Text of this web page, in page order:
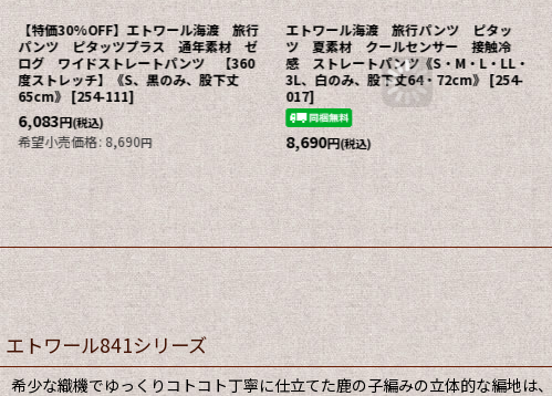
【特価30%OFF】エトワール海渡 旅行
パンツ ピタッツプラス 通年素材 ゼ
ログ ワイドストレートパンツ 【360
度ストレッチ】《S、黒のみ、股下丈
65cm》 [254-111]
6,083円(税込)
希望小売価格: 8,690円
エトワール海渡 旅行パンツ ピタッ
ツ 夏素材 クールセンサー 接触冷
感 ストレートパンツ《S・M・L・LL・
3L、白のみ、股下丈64・72cm》 [254-
017]
8,690円(税込)
エトワール841シリーズ
希少な織機でゆっくりコトコト丁寧に仕立てた鹿の子編みの立体的な編地は